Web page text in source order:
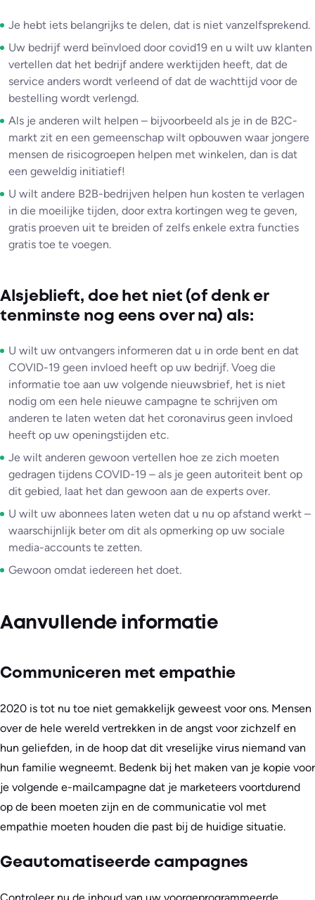
Je hebt iets belangrijks te delen, dat is niet vanzelfsprekend.
Uw bedrijf werd beïnvloed door covid19 en u wilt uw klanten
vertellen dat het bedrijf andere werktijden heeft, dat de
service anders wordt verleend of dat de wachttijd voor de
bestelling wordt verlengd.
Als je anderen wilt helpen – bijvoorbeeld als je in de B2C-
markt zit en een gemeenschap wilt opbouwen waar jongere
mensen de risicogroepen helpen met winkelen, dan is dat
een geweldig initiatief!
U wilt andere B2B-bedrijven helpen hun kosten te verlagen
in die moeilijke tijden, door extra kortingen weg te geven,
gratis proeven uit te breiden of zelfs enkele extra functies
gratis toe te voegen.
Alsjeblieft, doe het niet (of denk er
tenminste nog eens over na) als:
U wilt uw ontvangers informeren dat u in orde bent en dat
COVID-19 geen invloed heeft op uw bedrijf. Voeg die
informatie toe aan uw volgende nieuwsbrief, het is niet
nodig om een hele nieuwe campagne te schrijven om
anderen te laten weten dat het coronavirus geen invloed
heeft op uw openingstijden etc.
Je wilt anderen gewoon vertellen hoe ze zich moeten
gedragen tijdens COVID-19 – als je geen autoriteit bent op
dit gebied, laat het dan gewoon aan de experts over.
U wilt uw abonnees laten weten dat u nu op afstand werkt –
waarschijnlijk beter om dit als opmerking op uw sociale
media-accounts te zetten.
Gewoon omdat iedereen het doet.
Aanvullende informatie
Communiceren met empathie
2020 is tot nu toe niet gemakkelijk geweest voor ons. Mensen
over de hele wereld vertrekken in de angst voor zichzelf en
hun geliefden, in de hoop dat dit vreselijke virus niemand van
hun familie wegneemt. Bedenk bij het maken van je kopie voor
je volgende e-mailcampagne dat je marketeers voortdurend
op de been moeten zijn en de communicatie vol met
empathie moeten houden die past bij de huidige situatie.
Geautomatiseerde campagnes